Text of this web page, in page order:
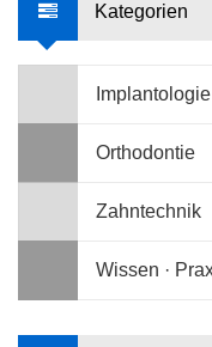
Kategorien
Implantologie
Orthodontie
Zahntechnik
Wissen ·